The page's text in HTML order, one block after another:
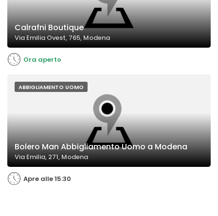
Calrafni Boutique
Via Emilia Ovest, 765, Modena
Ora aperto
ABBIGLIAMENTO UOMO
Bolero Man Abbigliamento Uomo a Modena
Via Emilia, 271, Modena
Apre alle 15:30